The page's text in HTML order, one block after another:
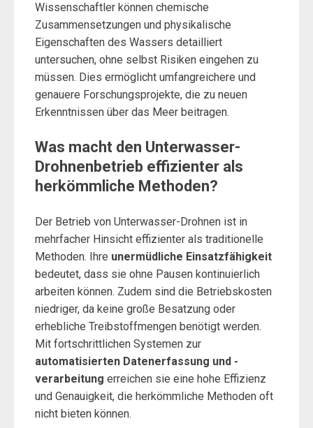
Wissenschaftler können chemische
Zusammensetzungen und physikalische
Eigenschaften des Wassers detailliert
untersuchen, ohne selbst Risiken eingehen zu
müssen. Dies ermöglicht umfangreichere und
genauere Forschungsprojekte, die zu neuen
Erkenntnissen über das Meer beitragen.
Was macht den Unterwasser-
Drohnenbetrieb effizienter als
herkömmliche Methoden?
Der Betrieb von Unterwasser-Drohnen ist in
mehrfacher Hinsicht effizienter als traditionelle
Methoden. Ihre unermüdliche Einsatzfähigkeit
bedeutet, dass sie ohne Pausen kontinuierlich
arbeiten können. Zudem sind die Betriebskosten
niedriger, da keine große Besatzung oder
erhebliche Treibstoffmengen benötigt werden.
Mit fortschrittlichen Systemen zur
automatisierten Datenerfassung und -
verarbeitung erreichen sie eine hohe Effizienz
und Genauigkeit, die herkömmliche Methoden oft
nicht bieten können.